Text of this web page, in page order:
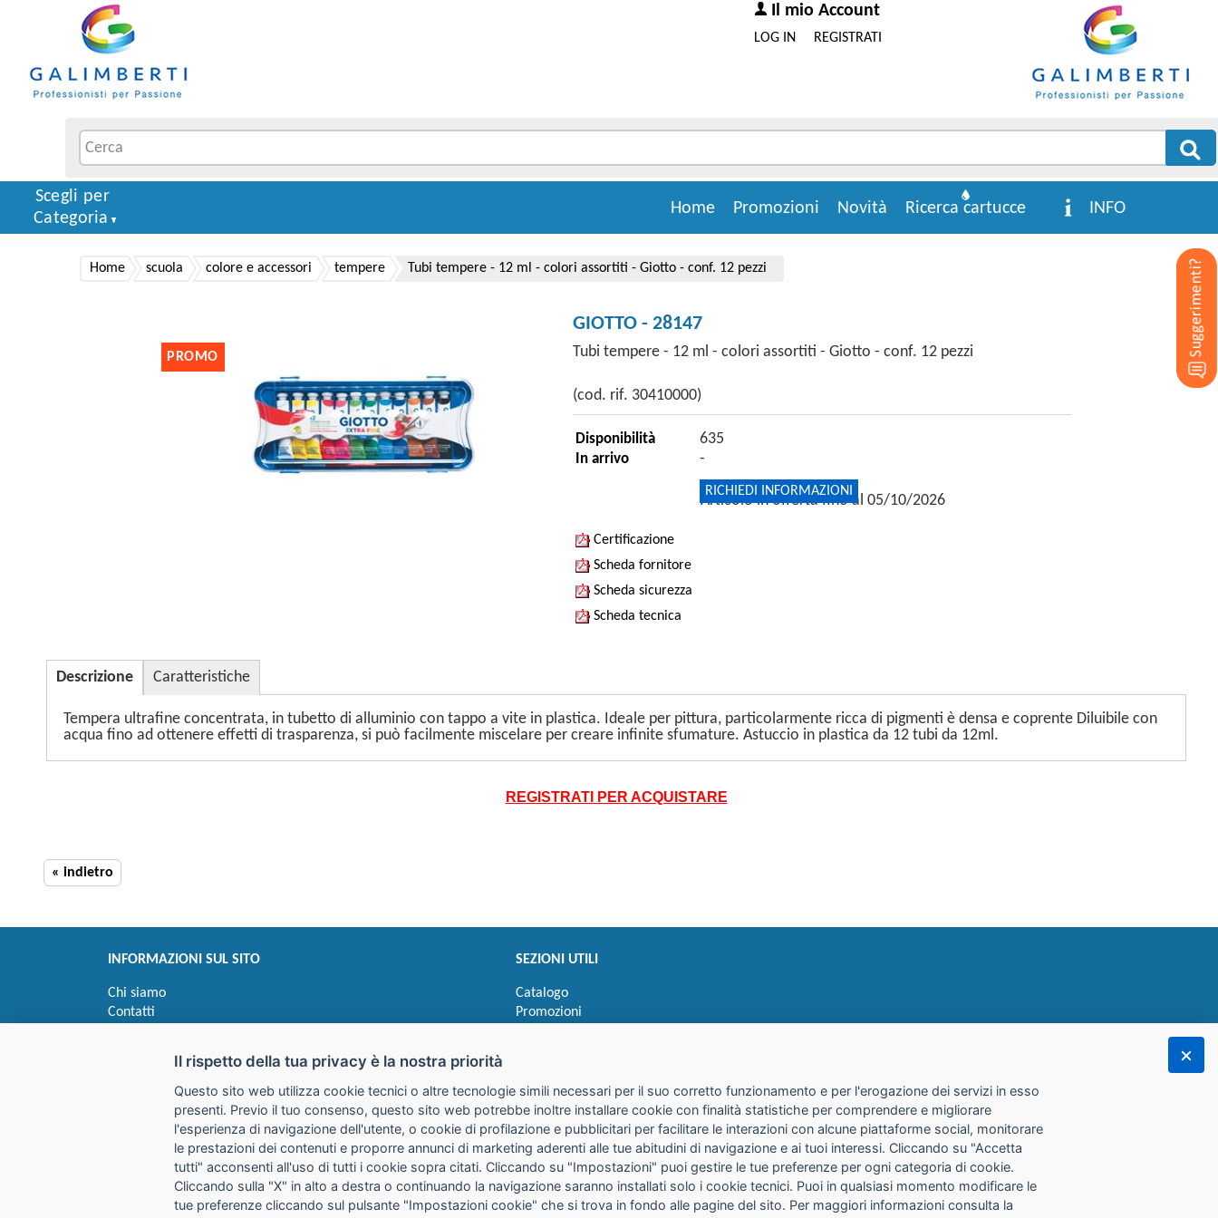
Il mio Account
REGISTRATI
LOG IN
INFO
Ricerca cartucce
Novità
Promozioni
Home
Scegli per
Categoria
Home scuola colore e accessori tempere Tubi tempere - 12 ml - colori assortiti - Giotto - conf. 12 pezzi
PROMO
GIOTTO - 28147
Tubi tempere - 12 ml - colori assortiti - Giotto - conf. 12 pezzi
(cod. rif. 30410000)
Disponibilità 635
In arrivo -
RICHIEDI INFORMAZIONI
Articolo in offerta fino al 05/10/2026
Certificazione
Scheda fornitore
Scheda sicurezza
Scheda tecnica
Descrizione Caratteristiche
Tempera ultrafine concentrata, in tubetto di alluminio con tappo a vite in plastica. Ideale per pittura, particolarmente ricca di pigmenti è densa e coprente Diluibile con
acqua fino ad ottenere effetti di trasparenza, si può facilmente miscelare per creare infinite sfumature. Astuccio in plastica da 12 tubi da 12ml.
REGISTRATI PER ACQUISTARE
« indietro
INFORMAZIONI SUL SITO
Chi siamo
Contatti
Impostazioni cookie
SEZIONI UTILI
Catalogo
Promozioni
I prezzi indicati si intendono IVA esclusa
GALIMBERTI S.r.L.
Il rispetto della tua privacy è la nostra priorità
Questo sito web utilizza cookie tecnici o altre tecnologie simili necessari per il suo corretto funzionamento e per l'erogazione dei servizi in esso
presenti. Previo il tuo consenso, questo sito web potrebbe inoltre installare cookie con finalità statistiche per comprendere e migliorare
l'esperienza di navigazione dell'utente, o cookie di profilazione e pubblicitari per facilitare le interazioni con alcune piattaforme social, monitorare
le prestazioni dei contenuti e proporre annunci di marketing aderenti alle tue abitudini di navigazione e ai tuoi interessi. Cliccando su "Accetta
tutti" acconsenti all'uso di tutti i cookie sopra citati. Cliccando su "Impostazioni" puoi gestire le tue preferenze per ogni categoria di cookie.
Cliccando sulla "X" in alto a destra o continuando la navigazione saranno installati solo i cookie tecnici. Puoi in qualsiasi momento modificare le
tue preferenze cliccando sul pulsante "Impostazioni cookie" che si trova in fondo alle pagine del sito. Per maggiori informazioni consulta la